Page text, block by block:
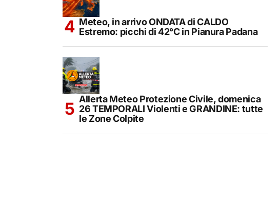
Meteo, in arrivo ONDATA di CALDO
Estremo: picchi di 42°C in Pianura Padana
Allerta Meteo Protezione Civile, domenica
26 TEMPORALI Violenti e GRANDINE: tutte
le Zone Colpite